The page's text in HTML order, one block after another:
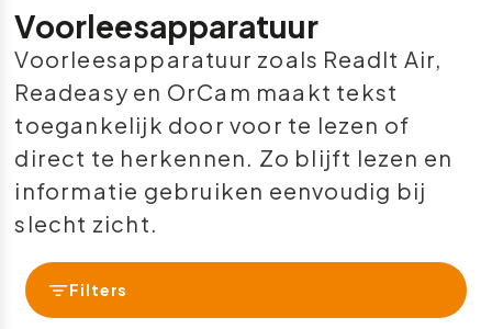
Voorleesapparatuur
Voorleesapparatuur zoals ReadIt Air,
Readeasy en OrCam maakt tekst
toegankelijk door voor te lezen of
direct te herkennen. Zo blijft lezen en
informatie gebruiken eenvoudig bij
slecht zicht.
Filters